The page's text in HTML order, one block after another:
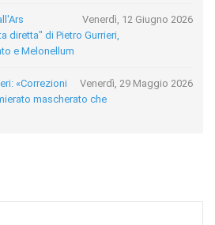
Venerdì, 12 Giugno 2026
diretta" di Pietro Gurrieri,
e Melonellum
Venerdì, 29 Maggio 2026
«Correzioni
mascherato che